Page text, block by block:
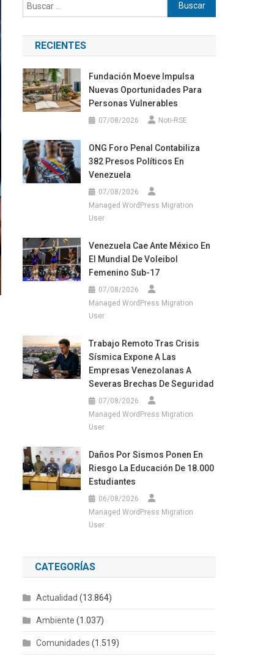
RECIENTES
Fundación Moeve Impulsa
Nuevas Oportunidades Para
Personas Vulnerables
07/08/2026 Noti-RSE
ONG Foro Penal Contabiliza
382 Presos Políticos En
Venezuela
07/08/2026
Managed WordPress Migration
User
Venezuela Cae Ante México En
El Mundial De Voleibol
Femenino Sub-17
07/08/2026
Managed WordPress Migration
User
Trabajo Remoto Tras Crisis
Sísmica Expone A Las
Empresas Venezolanas A
Severas Brechas De Seguridad
07/08/2026
Managed WordPress Migration
User
Daños Por Sismos Ponen En
Riesgo La Educación De 18.000
Estudiantes
06/08/2026
Managed WordPress Migration
User
CATEGORÍAS
Actualidad (13.864)
Ambiente (1.037)
Comunidades (1.519)